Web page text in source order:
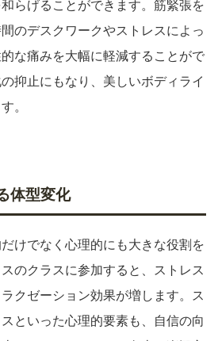
らげることができます。筋緊張を
のデスクワークやストレスによっ
な痛みを大幅に軽減することがで
抑止にもなり、美しいボディライ
。
体型変化
けでなく心理的にも大きな役割を
のクラスに参加すると、ストレス
クゼーション効果が増します。ス
といった心理的要素も、自信の向